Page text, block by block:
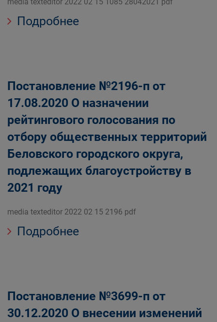
Подробнее
Постановление №2196-п от
17.08.2020 О назначении
рейтингового голосования по
отбору общественных территорий
Беловского городского округа,
подлежащих благоустройству в
2021 году
media texteditor 2022 02 15 2196 pdf
Подробнее
Постановление №3699-п от
30.12.2020 О внесении изменений